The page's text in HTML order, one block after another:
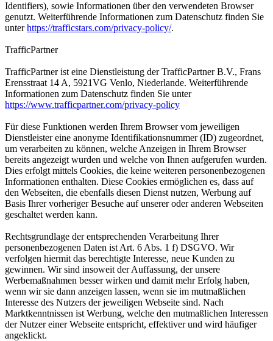
Identifiers), sowie Informationen über den verwendeten Browser
genutzt. Weiterführende Informationen zum Datenschutz finden Sie
unterhttps://trafficstars.com/privacy-policy/.
TrafficPartner
TrafficPartner ist eine Dienstleistung der TrafficPartner B.V., Frans
Erensstraat 14 A, 5921VG Venlo, Niederlande. Weiterführende
Informationen zum Datenschutz finden Sie unter
https://www.trafficpartner.com/privacy-policy
Für diese Funktionen werden Ihrem Browser vom jeweiligen
Dienstleister eine anonyme Identifikationsnummer (ID) zugeordnet,
um verarbeiten zu können, welche Anzeigen in Ihrem Browser
bereits angezeigt wurden und welche von Ihnen aufgerufen wurden.
Dies erfolgt mittels Cookies, die keine weiteren personenbezogenen
Informationen enthalten. Diese Cookies ermöglichen es, dass auf
den Webseiten, die ebenfalls diesen Dienst nutzen, Werbung auf
Basis Ihrer vorheriger Besuche auf unserer oder anderen Webseiten
geschaltet werden kann.
Rechtsgrundlage der entsprechenden Verarbeitung Ihrer
personenbezogenen Daten ist Art. 6 Abs. 1 f) DSGVO. Wir
verfolgen hiermit das berechtigte Interesse, neue Kunden zu
gewinnen. Wir sind insoweit der Auffassung, der unsere
Werbemaßnahmen besser wirken und damit mehr Erfolg haben,
wenn wir sie dann anzeigen lassen, wenn sie im mutmaßlichen
Interesse des Nutzers der jeweiligen Webseite sind. Nach
Marktkenntnissen ist Werbung, welche den mutmaßlichen Interessen
der Nutzer einer Webseite entspricht, effektiver und wird häufiger
angeklickt.